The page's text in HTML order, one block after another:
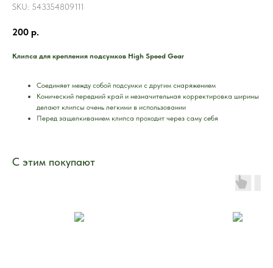
SKU: 543354809111
200 р.
Клипса для крепления подсумков High Speed Gear
Соединяет между собой подсумки с другим снаряжением
Конический передний край и незначительная корректировка ширины
делают клипсы очень легкими в использовании
Перед защелкиванием клипса проходит через саму себя
С этим покупают